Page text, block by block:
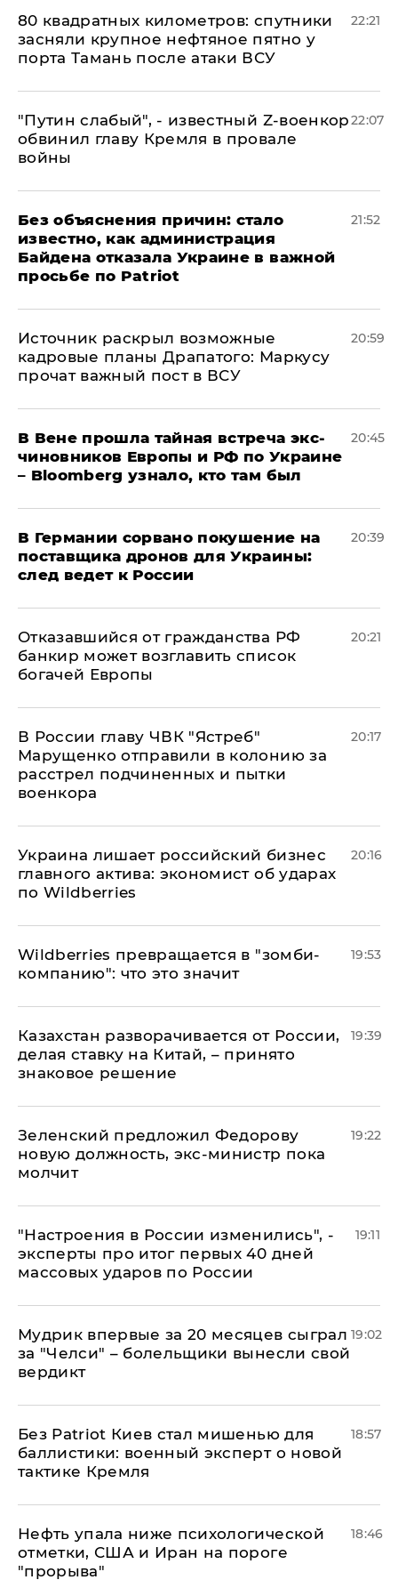
80 квадратных километров: спутники
засняли крупное нефтяное пятно у
порта Тамань после атаки ВСУ
22:21
​"Путин слабый", - известный Z-военкор
обвинил главу Кремля в провале
войны
22:07
Без объяснения причин: стало
известно, как администрация
Байдена отказала Украине в важной
просьбе по Patriot
21:52
​Источник раскрыл возможные
кадровые планы Драпатого: Маркусу
прочат важный пост в ВСУ
20:59
В Вене прошла тайная встреча экс-
чиновников Европы и РФ по Украине
– Bloomberg узнало, кто там был
20:45
​В Германии сорвано покушение на
поставщика дронов для Украины:
след ведет к России
20:39
Отказавшийся от гражданства РФ
банкир может возглавить список
богачей Европы
20:21
В России главу ЧВК "Ястреб"
Марущенко отправили в колонию за
расстрел подчиненных и пытки
военкора
20:17
​Украина лишает российский бизнес
главного актива: экономист об ударах
по Wildberries
20:16
Wildberries превращается в "зомби-
компанию": что это значит
19:53
Казахстан разворачивается от России,
делая ставку на Китай, – принято
знаковое решение
19:39
Зеленский предложил Федорову
новую должность, экс-министр пока
молчит
19:22
"Настроения в России изменились", -
эксперты про итог первых 40 дней
массовых ударов по России
19:11
Мудрик впервые за 20 месяцев сыграл
за "Челси" – болельщики вынесли свой
вердикт
19:02
​Без Patriot Киев стал мишенью для
баллистики: военный эксперт о новой
тактике Кремля
18:57
Нефть упала ниже психологической
отметки, США и Иран на пороге
"прорыва"
18:46